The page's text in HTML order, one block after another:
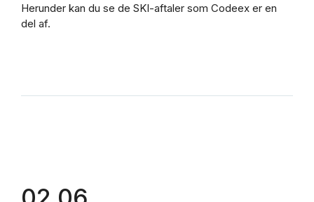
Herunder kan du se de SKI-aftaler som Codeex er en
del af.